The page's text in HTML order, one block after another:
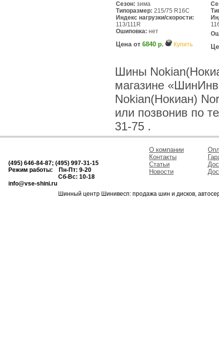
Сезон: зима
Типоразмер: 215/75 R16C
Индекс нагрузки/скорости:
113/111R
Ошиповка: нет
Цена от 6840 р. Купить
Шины
магазине
Nokian(Нокиан)
или позвонив по
31-75 .
(495) 646-84-87; (495) 997-31-15
Режим работы: Пн-Пт: 9-20
Сб-Вс: 10-18
info@vse-shini.ru
О компании
Контакты
Статьи
Новости
Шинный центр Шинивесп: продажа шин и дисков,